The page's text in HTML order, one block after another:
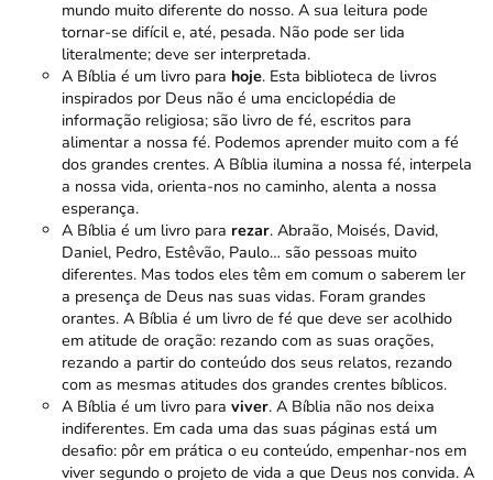
mundo muito diferente do nosso. A sua leitura pode
tornar-se difícil e, até, pesada. Não pode ser lida
literalmente; deve ser interpretada.
A Bíblia é um livro para hoje. Esta biblioteca de livros
inspirados por Deus não é uma enciclopédia de
informação religiosa; são livro de fé, escritos para
alimentar a nossa fé. Podemos aprender muito com a fé
dos grandes crentes. A Bíblia ilumina a nossa fé, interpela
a nossa vida, orienta-nos no caminho, alenta a nossa
esperança.
A Bíblia é um livro para rezar. Abraão, Moisés, David,
Daniel, Pedro, Estêvão, Paulo… são pessoas muito
diferentes. Mas todos eles têm em comum o saberem ler
a presença de Deus nas suas vidas. Foram grandes
orantes. A Bíblia é um livro de fé que deve ser acolhido
em atitude de oração: rezando com as suas orações,
rezando a partir do conteúdo dos seus relatos, rezando
com as mesmas atitudes dos grandes crentes bíblicos.
A Bíblia é um livro para viver. A Bíblia não nos deixa
indiferentes. Em cada uma das suas páginas está um
desafio: pôr em prática o eu conteúdo, empenhar-nos em
viver segundo o projeto de vida a que Deus nos convida. A